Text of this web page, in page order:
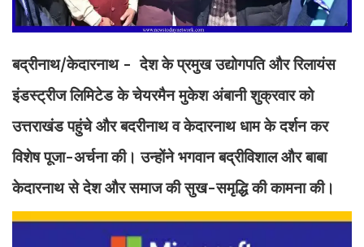
बद्रीनाथ/केदारनाथ - देश के प्रमुख उद्योगपति और रिलायंस
इंडस्ट्रीज लिमिटेड के चेयरमैन मुकेश अंबानी शुक्रवार को
उत्तराखंड पहुंचे और बदरीनाथ व केदारनाथ धाम के दर्शन कर
विशेष पूजा-अर्चना की। उन्होंने भगवान बद्रीविशाल और बाबा
केदारनाथ से देश और समाज की सुख-समृद्धि की कामना की।